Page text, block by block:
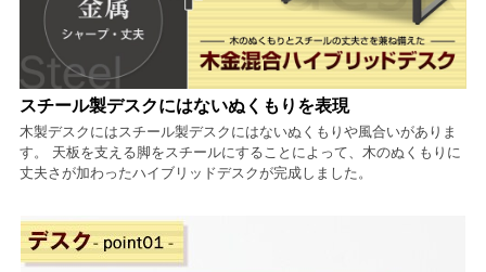
スチール製デスクにはないぬくもりを表現
木製デスクにはスチール製デスクにはないぬくもりや風合いがありま
す。 天板を支える脚をスチールにすることによって、木のぬくもりに
丈夫さが加わったハイブリッドデスクが完成しました。